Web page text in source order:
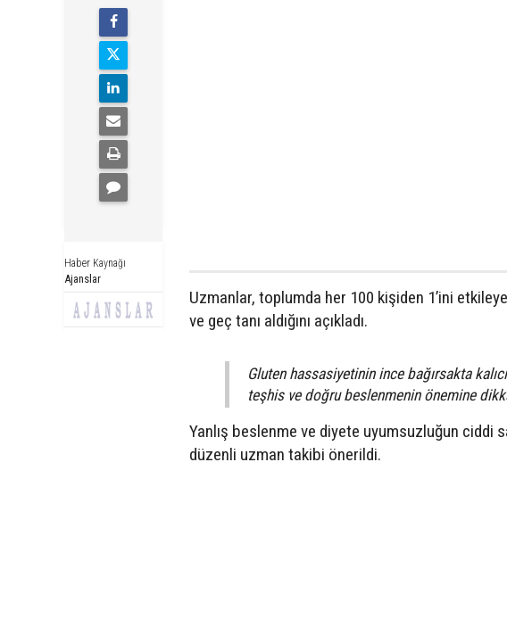
Haber Kaynağı
Ajanslar
Uzmanlar, toplumda her 100 kişiden 1’ini
ve geç tanı aldığını açıkladı.
Gluten hassasiyetinin ince bağırsakta
teşhis ve doğru beslenmenin önemine
Yanlış beslenme ve diyete uyumsuzluğun ciddi
düzenli uzman takibi önerildi.